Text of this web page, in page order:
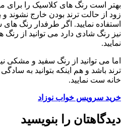
بهتر است رنگ های کلاسیک را برای
زود از حالت ترند بودن خارج نشوند و
استفاده نمایید. اگر طرفدار رنگ
نیز رنگ شادی دارد می توانید از
نمایید.
اما می توانید از رنگ سفید و مشکی
ترند باشد و هم اینکه بتوانید به
خانه ست نمایید.
خرید سرویس خواب نوزاد
دیدگاهتان را بنویسید